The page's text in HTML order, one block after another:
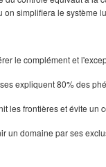
on simplifiera le système
le complément et
expliquent 80% des
les frontières et évite un
un domaine par ses